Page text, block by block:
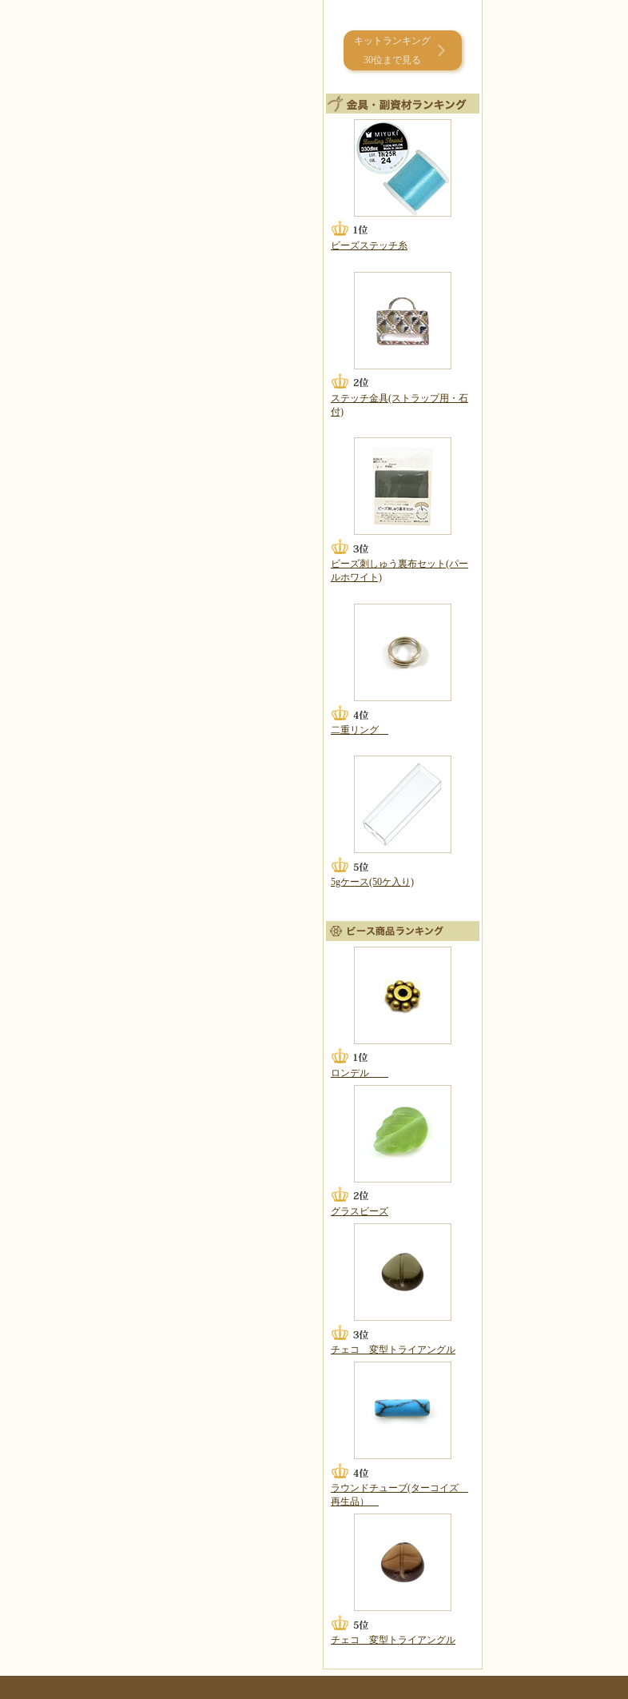
キットランキング
30位まで見る
ビーズステッチ糸
ステッチ金具(ストラップ用・石
付)
ビーズ刺しゅう裏布セット(パー
ルホワイト)
二重リング
5gケース(50ケ入り)
ロンデル
グラスビーズ
チェコ 変型トライアングル
ラウンドチューブ(ターコイズ
再生品）
チェコ 変型トライアングル